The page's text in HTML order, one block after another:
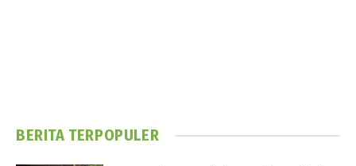
BERITA TERPOPULER